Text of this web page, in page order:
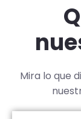
Mira lo que